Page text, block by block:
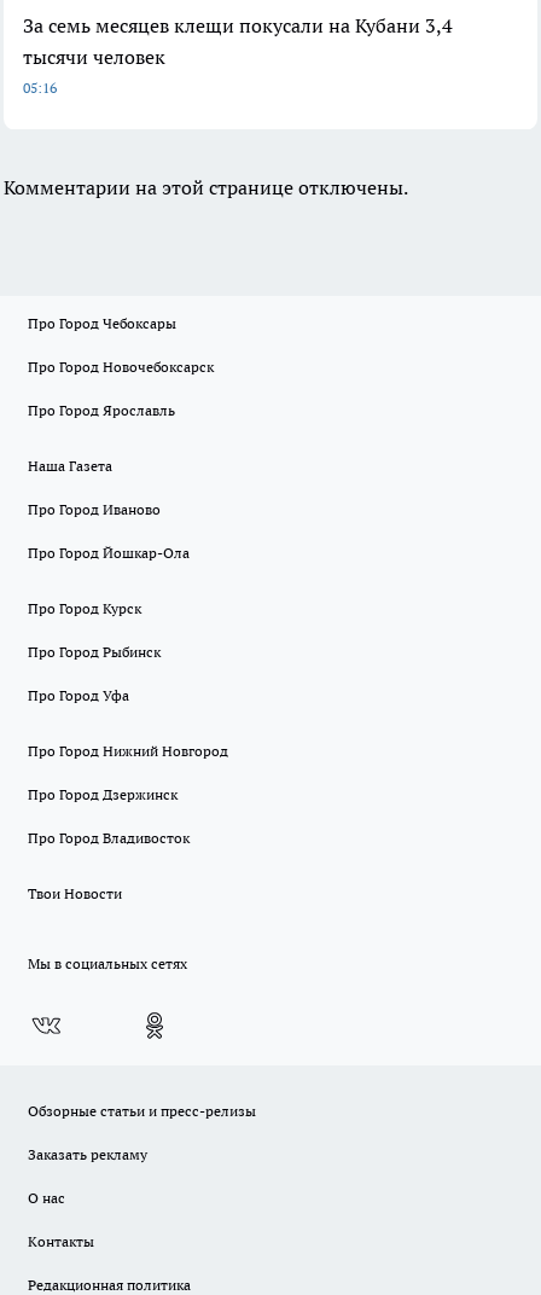
За семь месяцев клещи покусали на Кубани 3,4
тысячи человек
05:16
Комментарии на этой странице отключены.
Про Город Чебоксары
Про Город Новочебоксарск
Про Город Ярославль
Наша Газета
Про Город Иваново
Про Город Йошкар-Ола
Про Город Курск
Про Город Рыбинск
Про Город Уфа
Про Город Нижний Новгород
Про Город Дзержинск
Про Город Владивосток
Твои Новости
Мы в социальных сетях
Обзорные статьи и пресс-релизы
Заказать рекламу
О нас
Контакты
Редакционная политика